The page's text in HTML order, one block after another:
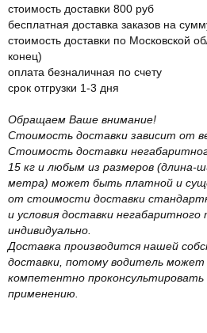
стоимость доставки 800 руб
бесплатная доставка заказов на
стоимость доставки по Московской
конец)
оплата безналичная по счету
срок отгрузки 1-3 дня
Обращаем Ваше внимание!
Стоимость доставки зависит от
Стоимость доставки
15 кг и любым из размеров (длина-
метра) может быть платной и
от стоимости доставки
и условия доставки
индивидуально.
Доставка производится нашей
доставки, потому водитель может
компетентно проконсультировать
применению.